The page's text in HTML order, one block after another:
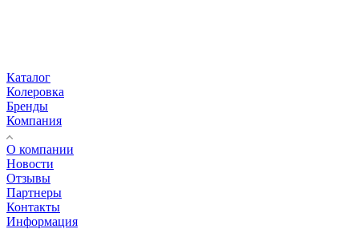
Каталог
Колеровка
Бренды
Компания
О компании
Новости
Отзывы
Партнеры
Контакты
Информация